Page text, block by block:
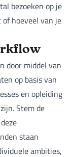
bezoeken op je
of hoeveel van je
door middel van
op basis van
en opleiding
Stem de
staan
ambities,